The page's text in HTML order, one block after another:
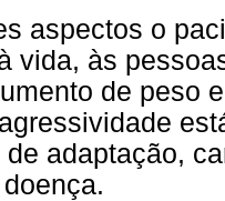
aspectos o
vida, às
de peso
adaptação,